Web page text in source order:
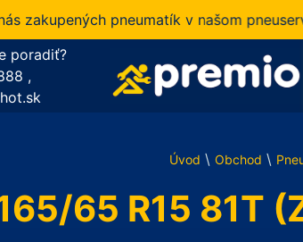
pneumatík v našom pneuservise.
poradiť?
,
Úvod \ Obchod \
65 R15 81T